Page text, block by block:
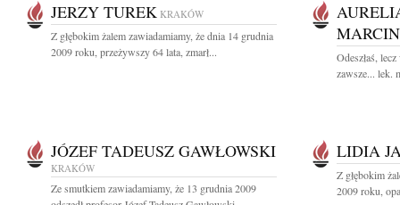
JERZY TUREK KRAKÓW
Z głębokim żalem zawiadamiamy, że dnia 14 grudnia
2009 roku, przeżywszy 64 lata, zmarł...
Odeszłaś,
zawsze... lek.
JÓZEF TADEUSZ GAWŁOWSKI
KRAKÓW
Ze smutkiem zawiadamiamy, że 13 grudnia 2009
LIDIA
Z głębokim
2009 roku,